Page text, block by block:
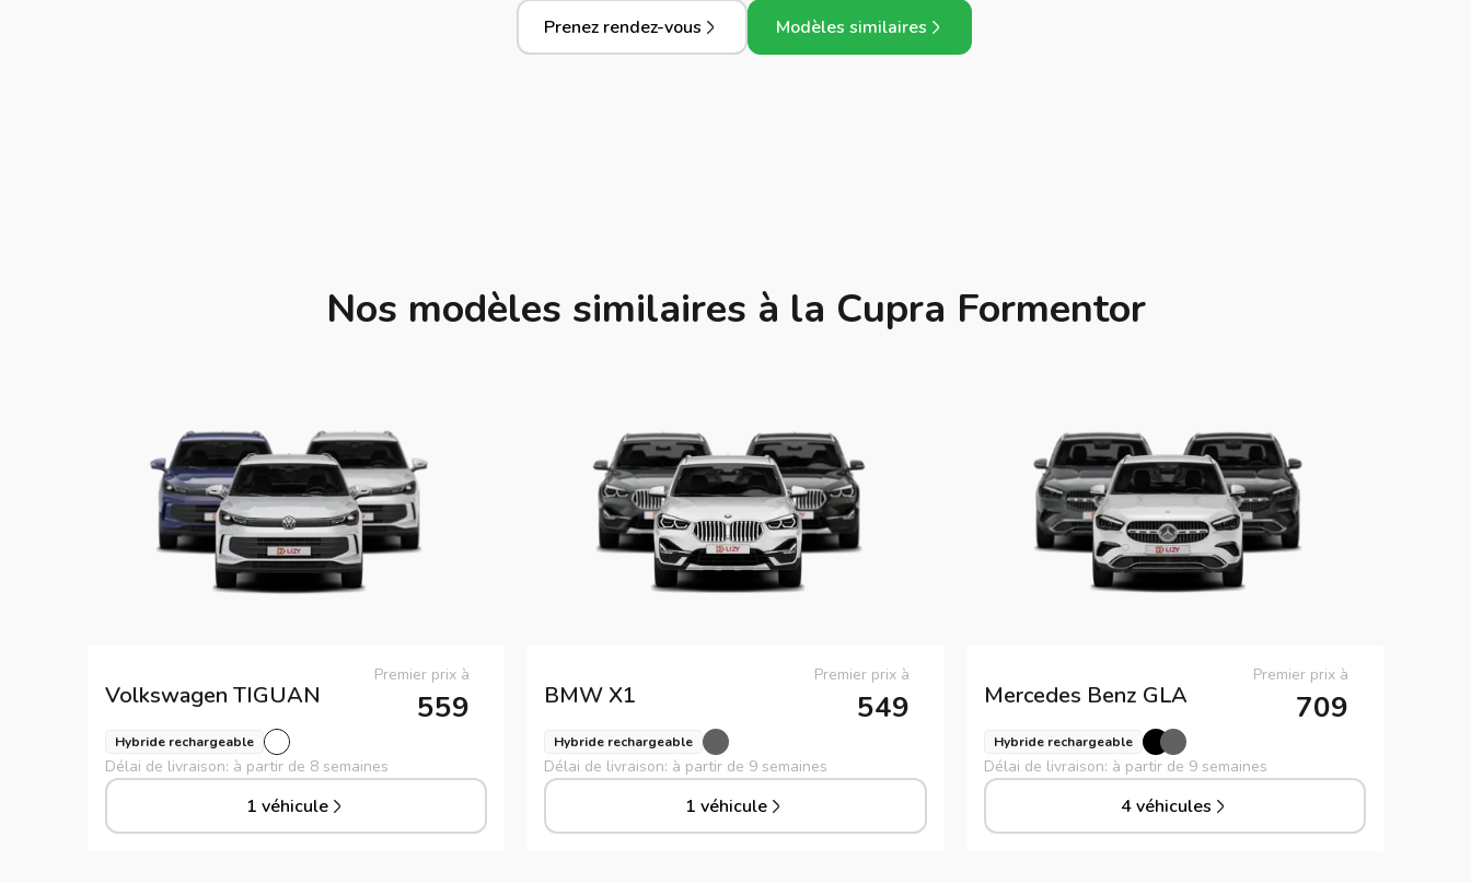
Prenez rendez-vous Modèles similaires
Nos modèles similaires à la Cupra Formentor
Volkswagen TIGUAN
Premier prix à
559
Hybride rechargeable
Délai de livraison: à partir de 8 semaines
1 véhicule
BMW X1
Premier prix à
549
Hybride rechargeable
Délai de livraison: à partir de 9 semaines
1 véhicule
Mercedes Benz GLA
Premier prix à
709
Hybride rechargeable
Délai de livraison: à partir de 9 semaines
4 véhicules